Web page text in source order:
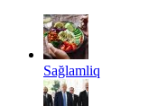
Sağlamliq